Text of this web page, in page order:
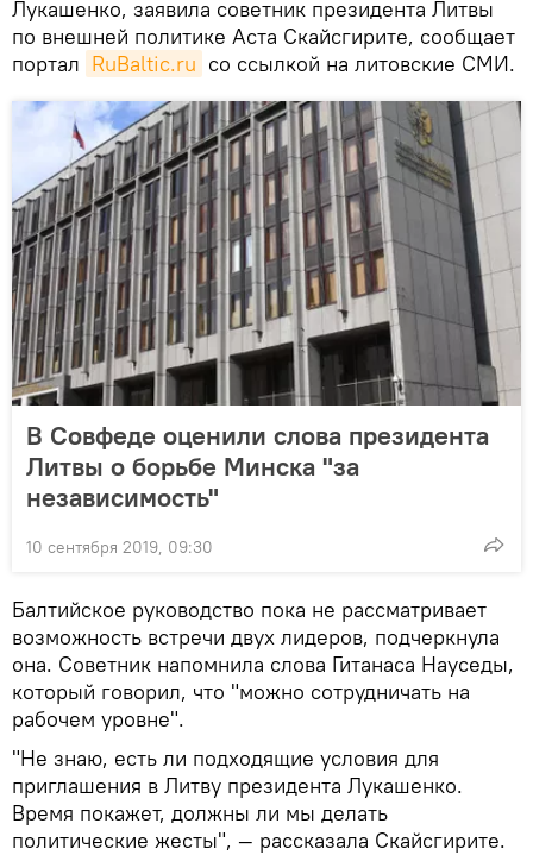
Лукашенко, заявила советник президента Литвы
по внешней политике Аста Скайсгирите, сообщает
портал RuBaltic.ru со ссылкой на литовские СМИ.
В Совфеде оценили слова президента
Литвы о борьбе Минска "за
независимость"
10 сентября 2019, 09:30
Балтийское руководство пока не рассматривает
возможность встречи двух лидеров, подчеркнула
она. Советник напомнила слова Гитанаса Науседы,
который говорил, что "можно сотрудничать на
рабочем уровне".
"Не знаю, есть ли подходящие условия для
приглашения в Литву президента Лукашенко.
Время покажет, должны ли мы делать
политические жесты", — рассказала Скайсгирите.